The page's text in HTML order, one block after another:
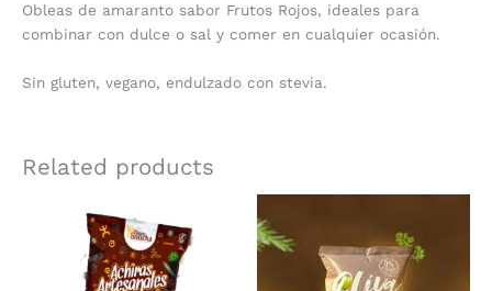
Obleas de amaranto sabor Frutos Rojos, ideales para
combinar con dulce o sal y comer en cualquier ocasión.
Sin gluten, vegano, endulzado con stevia.
Related products